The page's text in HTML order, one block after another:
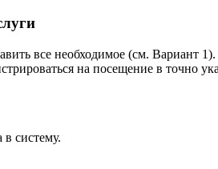
все необходимое (см. Вариант
на посещение в точно
систему.